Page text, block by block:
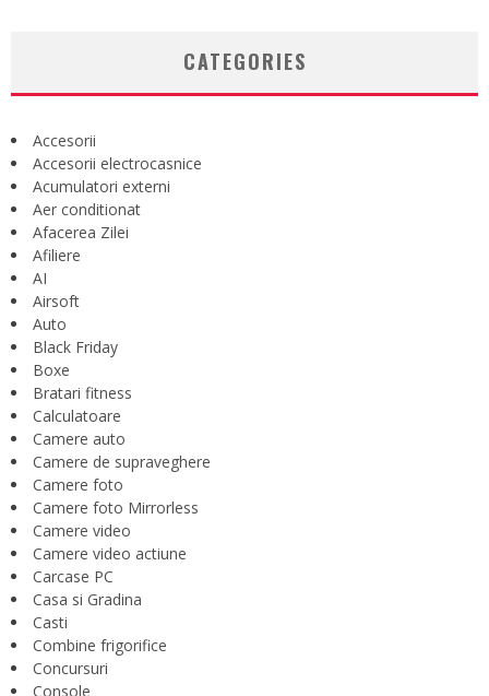
CATEGORIES
Accesorii
Accesorii electrocasnice
Acumulatori externi
Aer conditionat
Afacerea Zilei
Afiliere
AI
Airsoft
Auto
Black Friday
Boxe
Bratari fitness
Calculatoare
Camere auto
Camere de supraveghere
Camere foto
Camere foto Mirrorless
Camere video
Camere video actiune
Carcase PC
Casa si Gradina
Casti
Combine frigorifice
Concursuri
Console